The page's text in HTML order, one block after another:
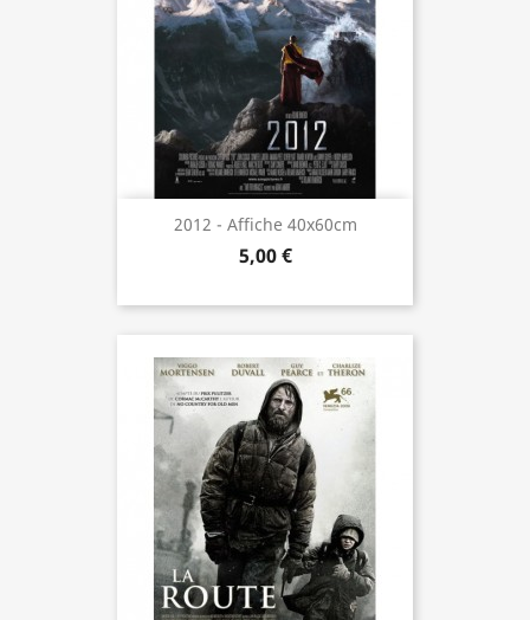
2012 - Affiche 40x60cm
5,00 €